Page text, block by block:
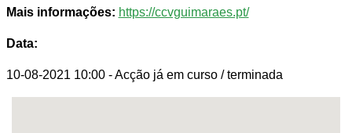
Mais informações: https://ccvguimaraes.pt/
Data:
10-08-2021 10:00 - Acção já em curso / terminada